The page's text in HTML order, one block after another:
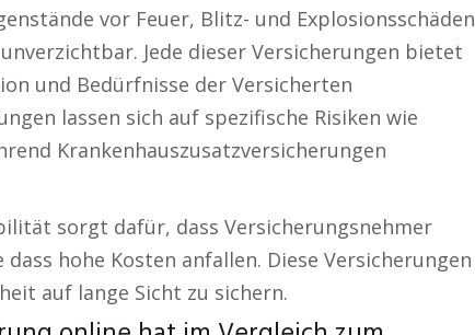
vor Feuer, Blitz- und Explosionsschäden
Jede dieser Versicherungen bietet
und Bedürfnisse der Versicherten
lassen sich auf spezifische Risiken wie
Krankenhauszusatzversicherungen
sorgt dafür, dass Versicherungsnehmer
hohe Kosten anfallen. Diese Versicherungen
auf lange Sicht zu sichern.